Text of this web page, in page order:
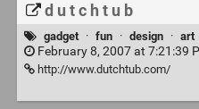
d u t c h t u b
gadget · fun · design · art
February 8, 2007 at 7:21:39
http://www.dutchtub.com/